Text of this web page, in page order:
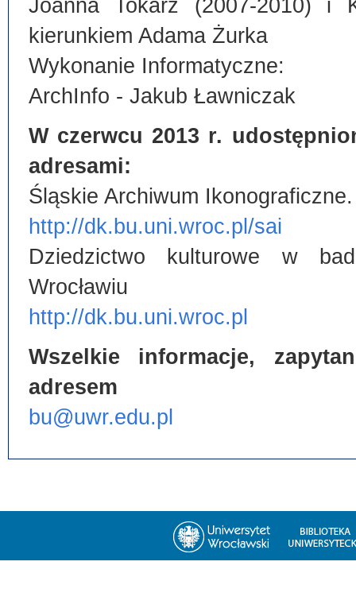
Joanna Tokarz (2007-2010) i
kierunkiem Adama Żurka
Wykonanie Informatyczne:
ArchInfo - Jakub Ławniczak
W czerwcu 2013 r.
adresami:
Śląskie Archiwum Ikonograficzne.
http://dk.bu.uni.wroc.pl/sai
Dziedzictwo kulturowe w
Wrocławiu
http://dk.bu.uni.wroc.pl
Wszelkie informacje,
adresem
bu@uwr.edu.pl